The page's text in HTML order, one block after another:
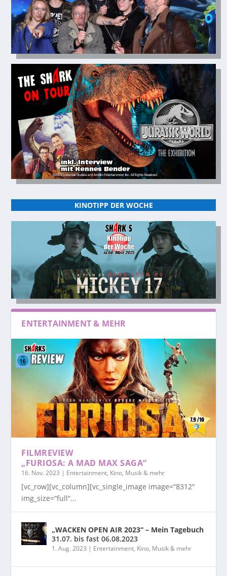
KINOTIPP DER WOCHE
ENTERTAINMENT & MEHR
FILMREVIEW
„FURIOSA: A MAD MAX SAGA“
16. Nov. 2023 | Entertainment, Kino, Musik & mehr
[vc_row][vc_column][vc_single_image image=“8312″
img_size=“full“...
„WACKEN OPEN AIR 2023“ – Mein Tagebuch
31.07. bis fast 06.08.2023
1. Aug. 2023 | Entertainment, Kino, Musik & mehr